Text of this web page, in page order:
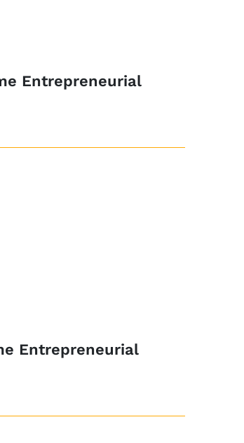
Entrepreneurial
Entrepreneurial